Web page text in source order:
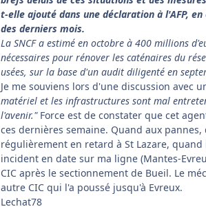
t-elle ajouté dans une déclaration à l'AFP,
des derniers mois.
La SNCF a estimé en octobre à 400 millions
nécessaires pour rénover les caténaires du
usées, sur la base d'un audit diligenté en
Je me souviens lors d'une discussion avec
matériel et les infrastructures sont mal
l'avenir." Force est de constater que cet
ces dernières semaine. Quand aux
régulièrement en retard à St Lazare,
incident en date sur ma ligne (Mantes-
CIC après le sectionnement de Bueil. Le
autre CIC qui l'a poussé jusqu'à Evreux.
Lechat78